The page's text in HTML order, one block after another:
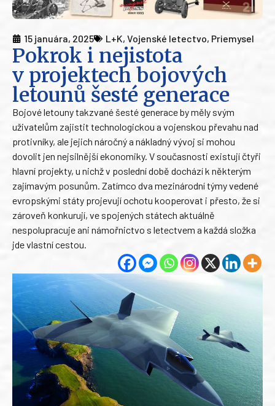
15 januára, 2025 L+K, Vojenské letectvo, Priemysel
Pokrok i nejistota
v projektech bojových
letounů šesté generace
Bojové letouny takzvané šesté generace by měly svým
uživatelům zajistit technologickou a vojenskou převahu nad
protivníky, ale jejich náročný a nákladný vývoj si mohou
dovolit jen nejsilnější ekonomiky. V současnosti existují čtyři
hlavní projekty, u nichž v poslední době dochází k některým
zajímavým posunům. Zatímco dva mezinárodní týmy vedené
evropskými státy projevují ochotu kooperovat i přesto, že si
zároveň konkurují, ve spojených státech aktuálně
nespolupracuje ani námořnictvo s letectvem a každá složka
jde vlastní cestou.